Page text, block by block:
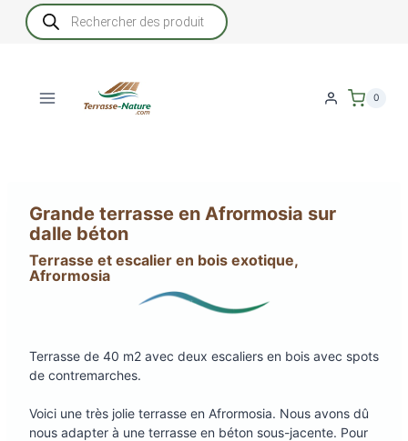
Recherche
de
produits
0
Grande terrasse en Afrormosia sur
dalle béton
Terrasse et escalier en bois exotique,
Afrormosia
Terrasse de 40 m2 avec deux escaliers en bois avec spots
de contremarches.
Voici une très jolie terrasse en Afrormosia. Nous avons dû
nous adapter à une terrasse en béton sous-jacente. Pour